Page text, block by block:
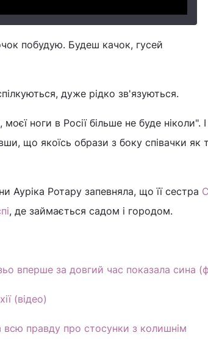
побудую. Будеш качок, гусей
дуже рідко зв'язуються.
ноги в Росії більше не буде ніколи". І
що якоїсь образи з боку співачки як
Ауріка Ротару запевняла, що її сестра
, де займається садом і городом.
вперше за довгий час показала сина
(відео)
всю правду про стосунки з колишнім